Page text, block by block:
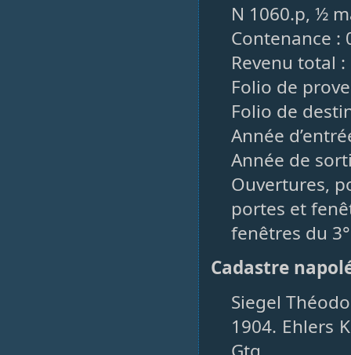
N 1060.p, ½
Contenance :
Revenu total
Folio de
Folio de
Année
Année de
Ouvertures,
portes et
fenêtres du
Cadastre
Siegel
1904. Ehlers